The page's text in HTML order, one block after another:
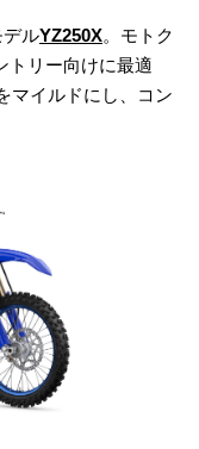
ルYZ250X。モトク
トリー向けに最適
マイルドにし、コン